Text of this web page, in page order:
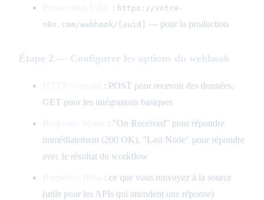
: https://votre-
n8n.com/webhook/[uuid]
— pour la production
Étape 2 — Configurer les options du webhook
: POST pour recevoir des données,
GET pour les intégrations basiques
: "On Received" pour répondre
immédiatement (200 OK), "Last Node" pour répondre
avec le résultat du workflow
: ce que vous renvoyez à la source
(utile pour les APIs qui attendent une réponse)